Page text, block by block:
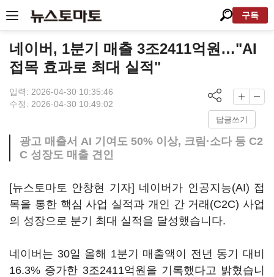
구독
네이버, 1분기 매출 3조2411억원…"AI
접목 효과로 최대 실적"
입력: 2026-04-30 10:35:46
수정: 2026-04-30 10:49:02
답글쓰기
광고 매출서 AI 기여도 50% 이상, 크림·소다 등 C2
C 성장도 매출 견인
[뉴스토마토 안창현 기자] 네이버가 인공지능(AI) 접
목을 통한 핵심 사업 실적과 개인 간 거래(C2C) 사업
의 성장으로 분기 최대 실적을 달성했습니다.
네이버는 30일 올해 1분기 매출액이 전년 동기 대비
16.3% 증가한 3조2411억원을 기록했다고 밝혔습니